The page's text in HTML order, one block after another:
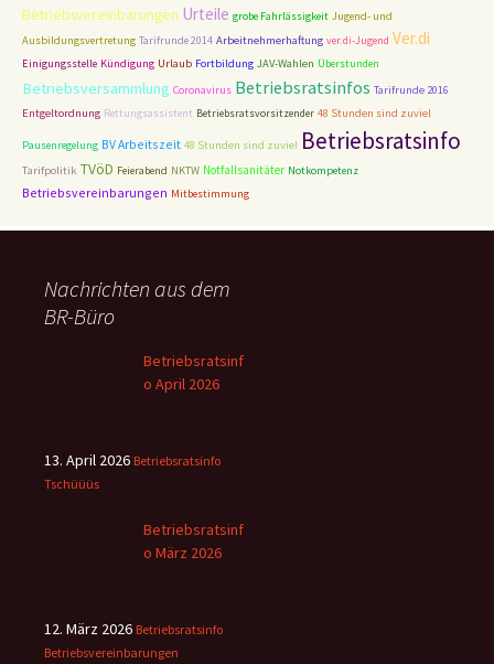
Betriebsvereinbarungen Urteile grobe Fahrlässigkeit Jugend- und
Ausbildungsvertretung Tarifrunde 2014 Arbeitnehmerhaftung ver.di-Jugend Ver.di
Einigungsstelle Kündigung Urlaub Fortbildung JAV-Wahlen Überstunden
Betriebsversammlung Coronavirus Betriebsratsinfos Tarifrunde 2016
Entgeltordnung Rettungsassistent Betriebsratsvorsitzender 48 Stunden sind zuviel
Pausenregelung BV Arbeitszeit 48 Stunden sind zuviel Betriebsratsinfo
Tarifpolitik TVöD Feierabend NKTW Notfallsanitäter Notkompetenz
Betriebsvereinbarungen Mitbestimmung
Nachrichten aus dem
BR-Büro
Betriebsratsinf
o April 2026
13. April 2026 Betriebsratsinfo
Tschüüüs
Betriebsratsinf
o März 2026
12. März 2026 Betriebsratsinfo
Betriebsvereinbarungen